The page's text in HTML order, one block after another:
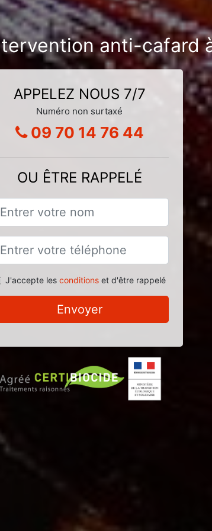
anti-cafard
APPELEZ NOUS 7/7
Numéro non surtaxé
09 70 14 76 44
OU ÊTRE RAPPELÉ
J'accepte les conditionset d'être rappelé
Envoyer